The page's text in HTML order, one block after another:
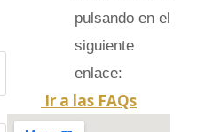
pulsando en el
siguiente
enlace:
Ir a las FAQs